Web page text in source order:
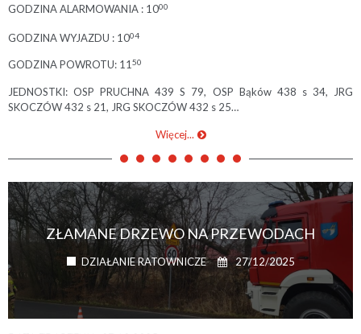
GODZINA ALARMOWANIA : 1000
GODZINA WYJAZDU : 1004
GODZINA POWROTU: 11 50
JEDNOSTKI: OSP PRUCHNA 439 S 79, OSP Bąków 438 s 34, JRG
SKOCZÓW 432 s 21, JRG SKOCZÓW 432 s 25…
Więcej...
ZŁAMANE DRZEWO NA PRZEWODACH
DZIAŁANIE RATOWNICZE 27/12/2025